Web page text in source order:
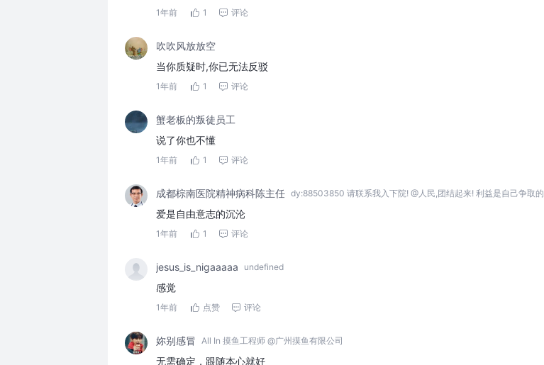
1年前 1 评论
吹吹风放放空
当你质疑时,你已无法反驳
1年前 1 评论
蟹老板的叛徒员工
说了你也不懂
1年前 1 评论
成都棕南医院精神病科陈主任 dy:88503850 请联系我入下院! @人民,团结起来! 利益是自己争取的
爱是自由意志的沉沦
1年前 1 评论
jesus_is_nigaaaaa undefined
感觉
1年前 点赞 评论
妳别感冒 All In 摸鱼工程师 @广州摸鱼有限公司
无需确定，跟随本心就好